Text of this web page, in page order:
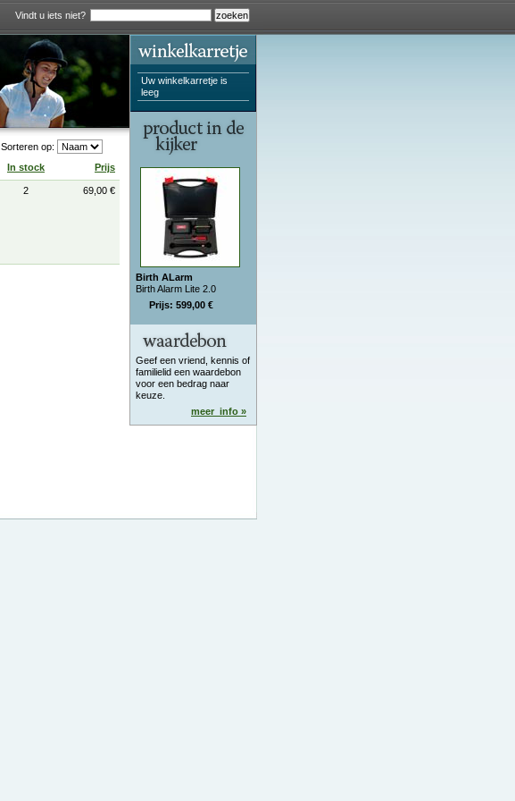
Vindt u iets niet?
Sorteren op:
In stock Prijs
2 69,00 €
Uw winkelkarretje is
leeg
Birth ALarm
Birth Alarm Lite 2.0
Prijs: 599,00 €
Geef een vriend, kennis of
familielid een waardebon
voor een bedrag naar
keuze.
meer_info »